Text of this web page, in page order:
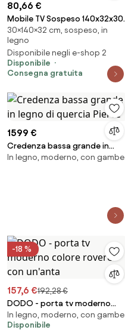
80,66 €
Mobile TV Sospeso 140x32x30
Effetto Legno Rovere E Verde
Frame
30×140×32 cm, sospeso, in
legno
Disponibile negli e-shop 2
Disponibile
Consegna gratuita
1599 €
Credenza bassa grande in
legno di quercia Pierce
In legno, moderno, con gambe
-18 %
157,6 €192,28 €
DODO - porta tv moderno
colore rovere con un'anta
In legno, moderno, con gambe
Disponibile